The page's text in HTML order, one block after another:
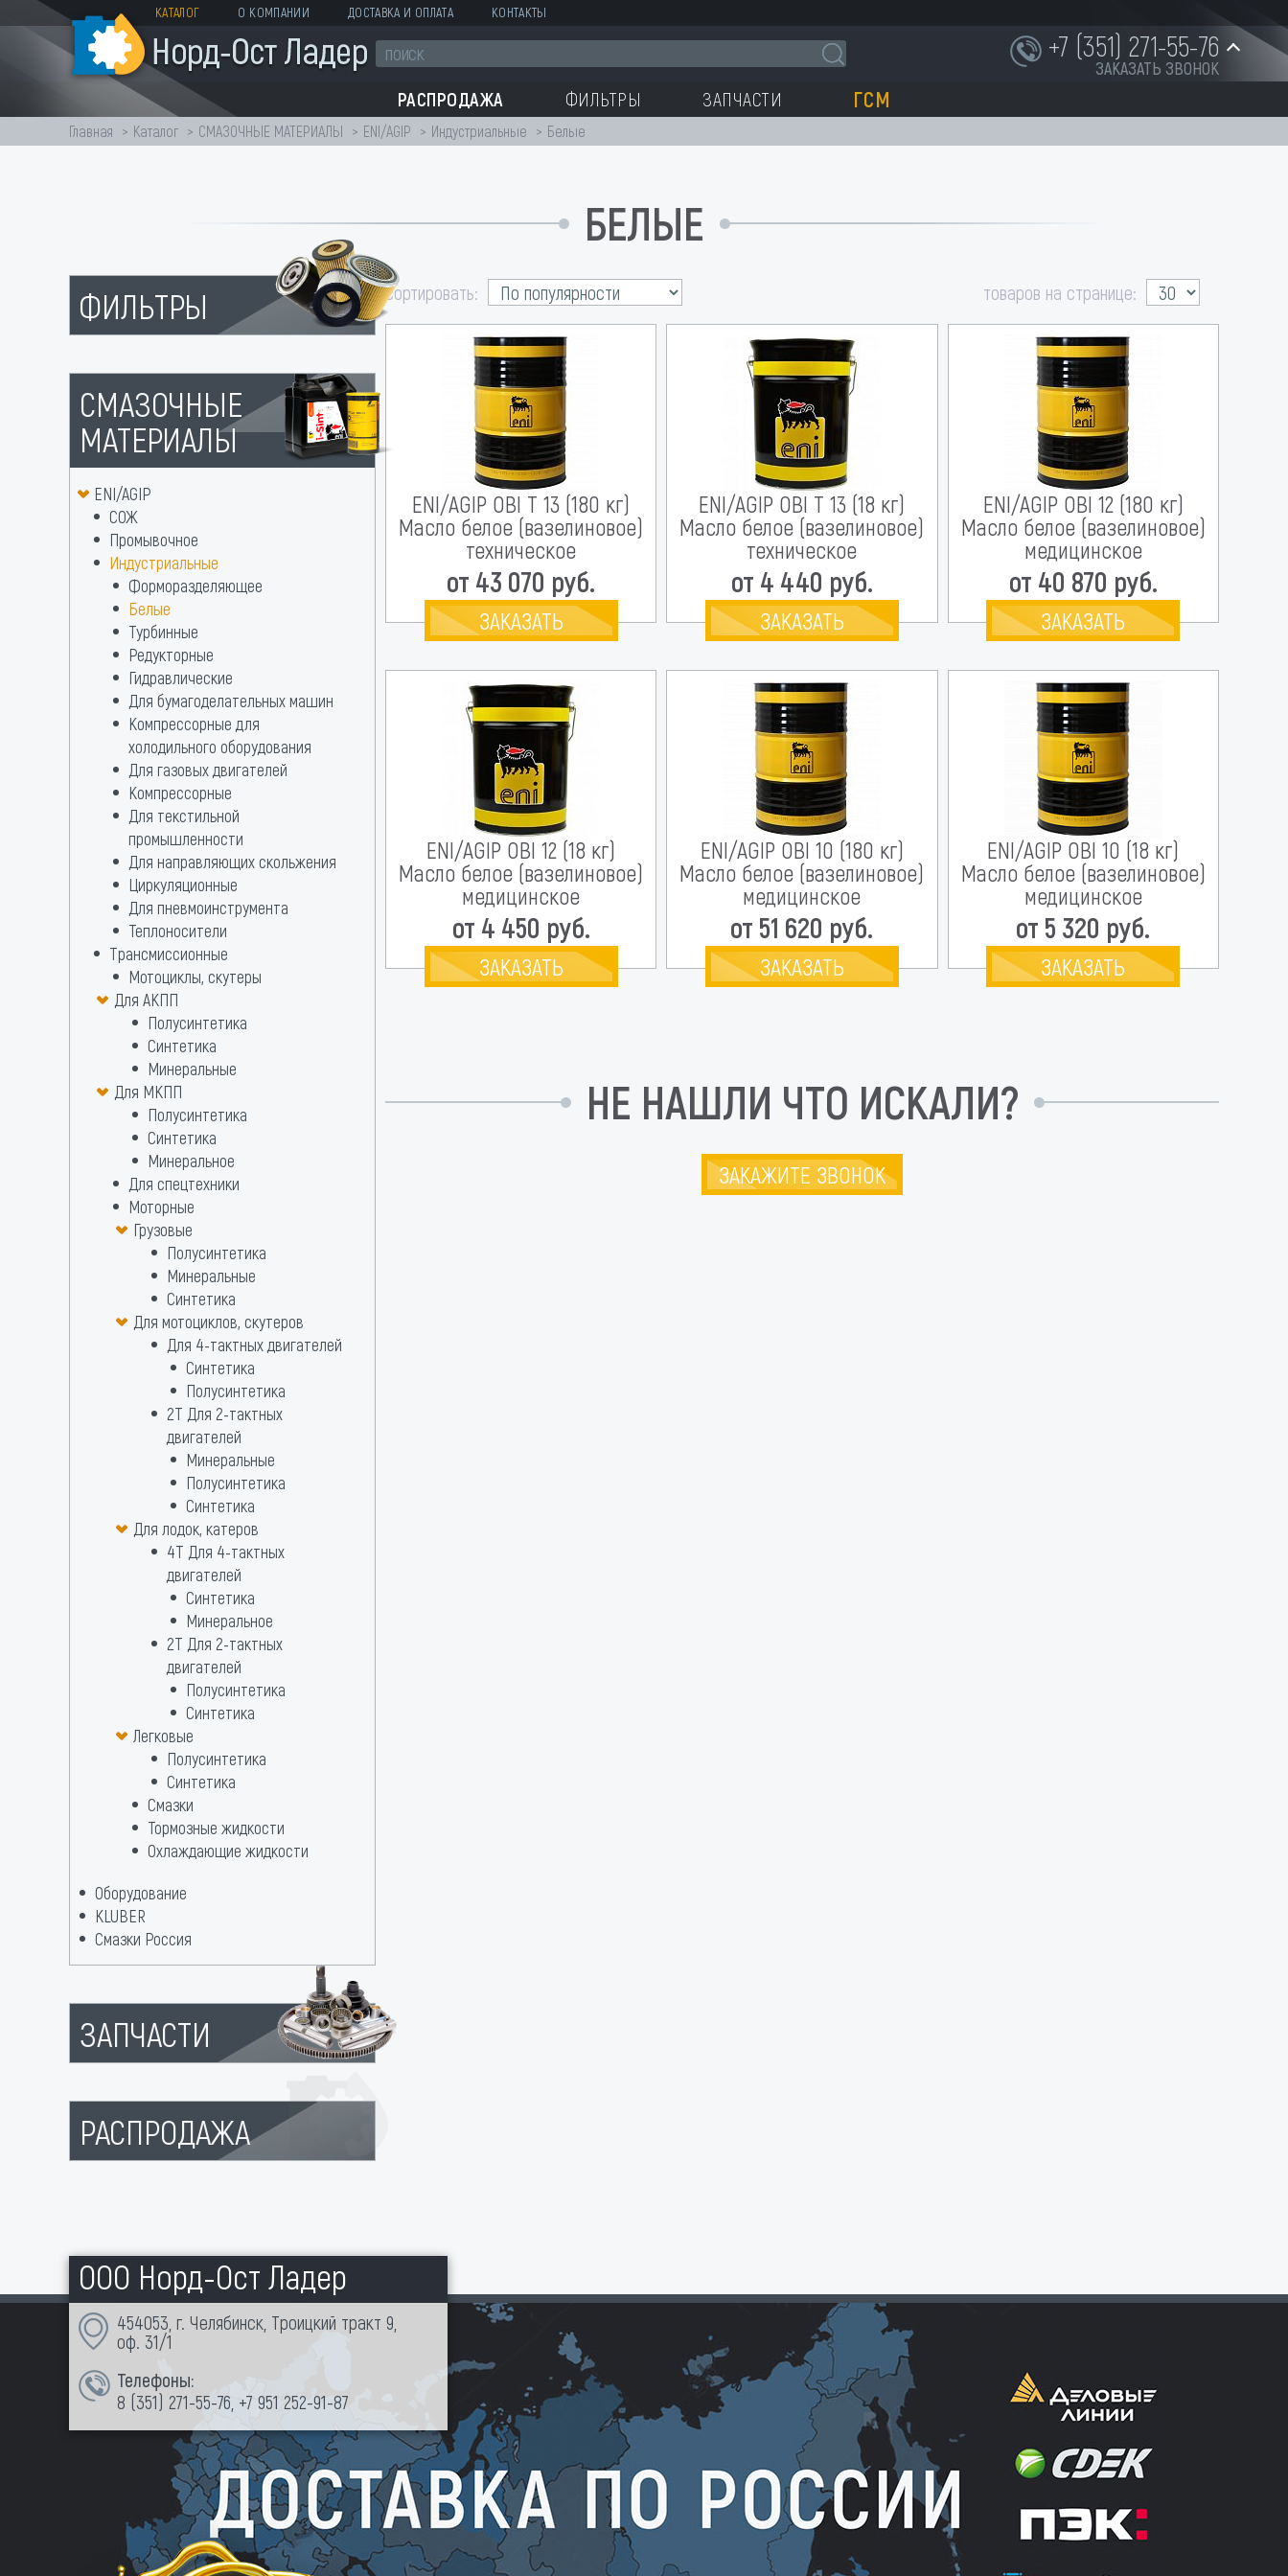
КАТАЛОГ О КОМПАНИИ ДОСТАВКА И ОПЛАТА КОНТАКТЫ
+7 (351) 271-55-76
ЗАКАЗАТЬ ЗВОНОК
+7 (951) 252-91-87
РАСПРОДАЖА ФИЛЬТРЫ ЗАПЧАСТИ ГСМ
Главная Каталог СМАЗОЧНЫЕ МАТЕРИАЛЫ ENI/AGIP Индустриальные Белые
БЕЛЫЕ
сортировать: товаров на странице:
ENI/AGIP OBI T 13 (180 кг)
Масло белое (вазелиновое)
техническое
от 43 070 руб.
ЗАКАЗАТЬ
ENI/AGIP OBI T 13 (18 кг)
Масло белое (вазелиновое)
техническое
от 4 440 руб.
ЗАКАЗАТЬ
ENI/AGIP OBI 12 (180 кг)
Масло белое (вазелиновое)
медицинское
от 40 870 руб.
ЗАКАЗАТЬ
ENI/AGIP OBI 12 (18 кг)
Масло белое (вазелиновое)
медицинское
от 4 450 руб.
ЗАКАЗАТЬ
ENI/AGIP OBI 10 (180 кг)
Масло белое (вазелиновое)
медицинское
от 51 620 руб.
ЗАКАЗАТЬ
ENI/AGIP OBI 10 (18 кг)
Масло белое (вазелиновое)
медицинское
от 5 320 руб.
ЗАКАЗАТЬ
НЕ НАШЛИ ЧТО ИСКАЛИ?
ЗАКАЖИТЕ ЗВОНОК
ФИЛЬТРЫ
СМАЗОЧНЫЕ
МАТЕРИАЛЫ
ENI/AGIP
СОЖ
Промывочное
Индустриальные
Форморазделяющее
Белые
Турбинные
Редукторные
Гидравлические
Для бумагоделательных машин
Компрессорные для
холодильного оборудования
Для газовых двигателей
Компрессорные
Для текстильной
промышленности
Для направляющих скольжения
Циркуляционные
Для пневмоинструмента
Теплоносители
Трансмиссионные
Мотоциклы, скутеры
Для АКПП
Полусинтетика
Синтетика
Минеральные
Для МКПП
Полусинтетика
Синтетика
Минеральное
Для спецтехники
Моторные
Грузовые
Полусинтетика
Минеральные
Синтетика
Для мотоциклов, скутеров
Для 4-тактных двигателей
Синтетика
Полусинтетика
2Т Для 2-тактных
двигателей
Минеральные
Полусинтетика
Синтетика
Для лодок, катеров
4Т Для 4-тактных
двигателей
Синтетика
Минеральное
2T Для 2-тактных
двигателей
Полусинтетика
Синтетика
Легковые
Полусинтетика
Синтетика
Смазки
Тормозные жидкости
Охлаждающие жидкости
Оборудование
KLUBER
Смазки Россия
ЗАПЧАСТИ
РАСПРОДАЖА
ООО Норд-Ост Ладер
454053, г. Челябинск, Троицкий тракт 9,
оф. 31/1
Телефоны:
8 (351) 271-55-76 +7 951 252-91-87